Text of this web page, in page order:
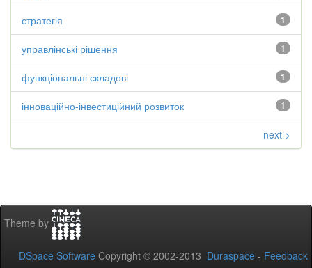
1
стратегія
1
управлінські рішення
1
функціональні складові
1
інноваційно-інвестиційний розвиток
next >
Theme by
DSpace Software Copyright © 2002-2013 Duraspace - Feedback